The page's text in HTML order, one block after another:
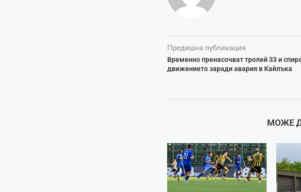
Предишна публикация
Временно пренасочват тролей 33 и
движението заради авария в Кайлъка
МОЖЕ